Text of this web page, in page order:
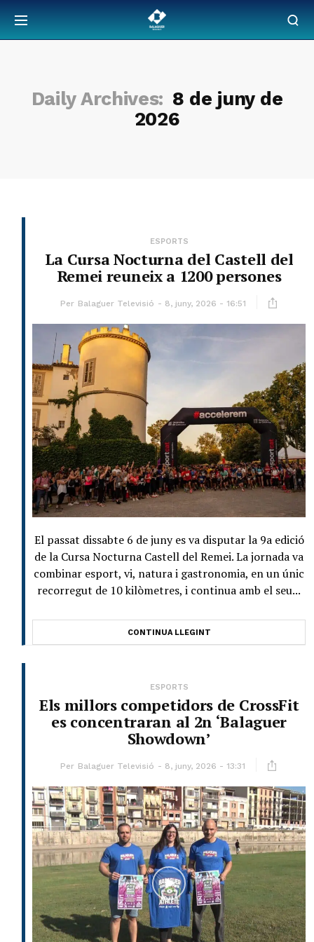
Daily Archives: 8 de juny de
2026
ESPORTS
La Cursa Nocturna del Castell del
Remei reuneix a 1200 persones
Per Balaguer Televisió 8, juny, 2026 - 16:51
El passat dissabte 6 de juny es va disputar la 9a edició
de la Cursa Nocturna Castell del Remei. La jornada va
combinar esport, vi, natura i gastronomia, en un únic
recorregut de 10 kilòmetres, i continua amb el seu...
CONTINUA LLEGINT
ESPORTS
Els millors competidors de CrossFit
es concentraran al 2n ‘Balaguer
Showdown’
Per Balaguer Televisió 8, juny, 2026 - 13:31